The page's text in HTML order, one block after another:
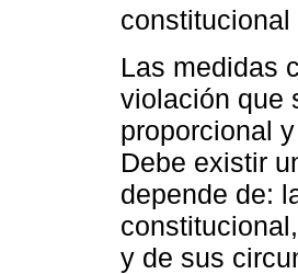
constitucional
Las medidas
violación que
proporcional
Debe existir
depende de:
y de sus